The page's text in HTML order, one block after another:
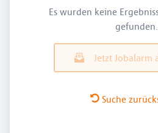
Es wurden keine
gefunden.
Jetzt Jobalarm
Suche